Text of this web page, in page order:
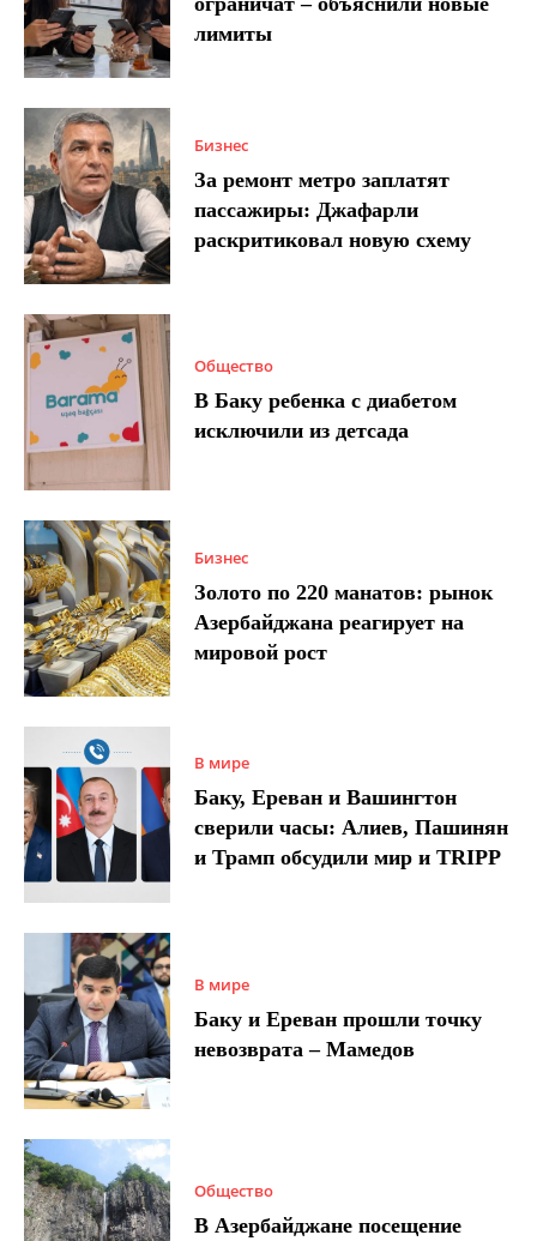
лимиты
Бизнес
За ремонт метро заплатят
пассажиры: Джафарли
раскритиковал новую схему
Общество
В Баку ребенка с диабетом
исключили из детсада
Бизнес
Золото по 220 манатов: рынок
Азербайджана реагирует на
мировой рост
В мире
Баку, Ереван и Вашингтон
сверили часы: Алиев, Пашинян
и Трамп обсудили мир и TRIPP
В мире
Баку и Ереван прошли точку
невозврата – Мамедов
Общество
В Азербайджане посещение